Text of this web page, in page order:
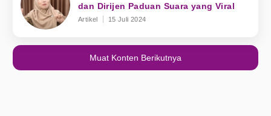
dan Dirijen Paduan Suara yang Viral
Artikel 15 Juli 2024
Muat Konten Berikutnya